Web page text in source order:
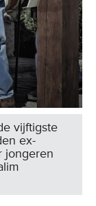
vijftigste
ex-
jongeren